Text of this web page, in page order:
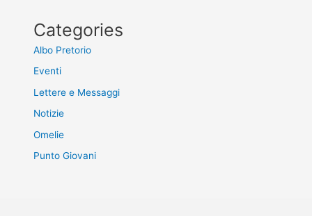
Categories
Albo Pretorio
Eventi
Lettere e Messaggi
Notizie
Omelie
Punto Giovani